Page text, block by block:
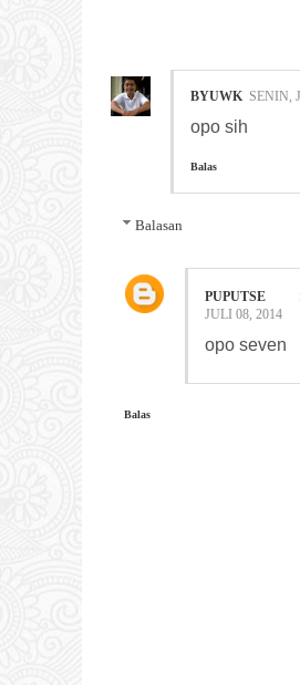
BYUWK SENIN,
opo sih
Balas
Balasan
PUPUTSE
JULI 08, 2014
opo seven
Balas